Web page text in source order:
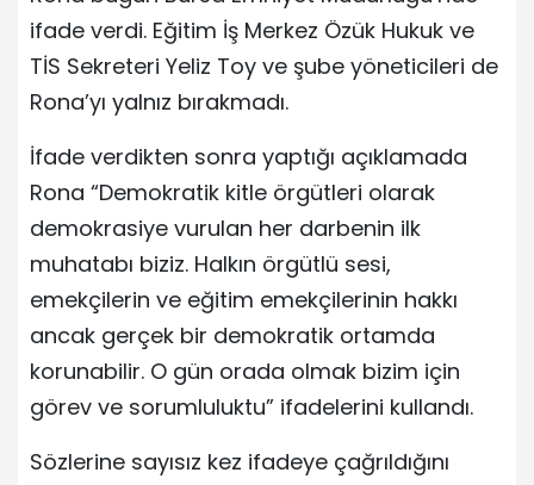
ifade verdi. Eğitim İş Merkez Özük Hukuk ve
TİS Sekreteri Yeliz Toy ve şube yöneticileri de
Rona’yı yalnız bırakmadı.
İfade verdikten sonra yaptığı açıklamada
Rona “Demokratik kitle örgütleri olarak
demokrasiye vurulan her darbenin ilk
muhatabı biziz. Halkın örgütlü sesi,
emekçilerin ve eğitim emekçilerinin hakkı
ancak gerçek bir demokratik ortamda
korunabilir. O gün orada olmak bizim için
görev ve sorumluluktu” ifadelerini kullandı.
Sözlerine sayısız kez ifadeye çağrıldığını